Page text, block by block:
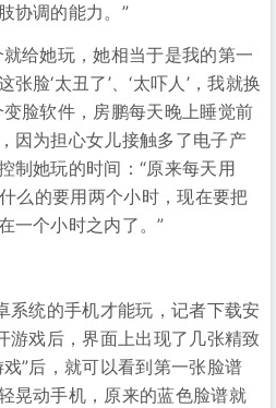
协调的能力。”
给她玩，她相当于是我的第一
脸‘太丑了’、‘太吓人’，我就换
脸软件，房鹏每天晚上睡觉前
因为担心女儿接触多了电子产
制她玩的时间：“原来每天用
么的要用两个小时，现在要把
一个小时之内了。”
系统的手机才能玩，记者下载安
游戏后，界面上出现了几张精致
”后，就可以看到第一张脸谱
晃动手机，原来的蓝色脸谱就